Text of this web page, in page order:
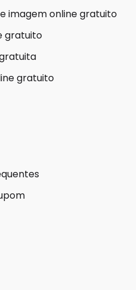
imagem online gratuito
gratuito
gratuito